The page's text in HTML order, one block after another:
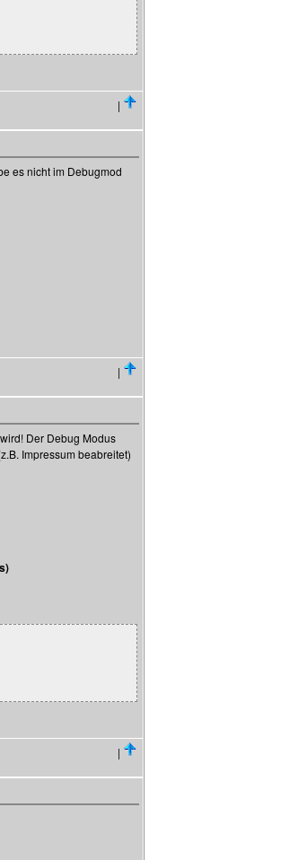
|
es nicht im Debugmod
|
Der Debug Modus
Impressum beabreitet)
|